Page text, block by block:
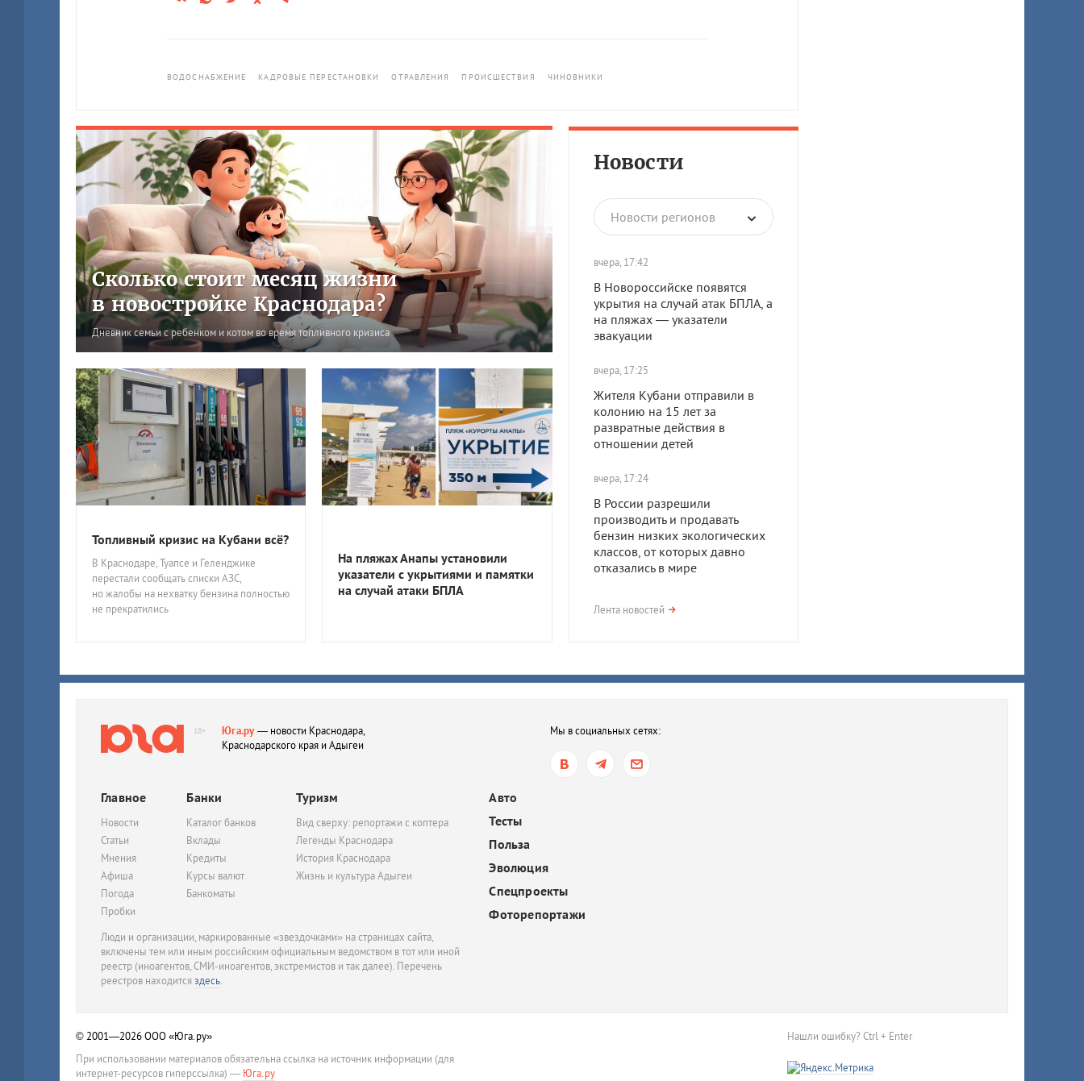
ВОДОСНАБЖЕНИЕ КАДРОВЫЕ ПЕРЕСТАНОВКИ ОТРАВЛЕНИЯ ПРОИСШЕСТВИЯ ЧИНОВНИКИ
Новости
Новости регионов
вчера, 17:42
В Новороссийске появятся
укрытия на случай атак БПЛА, а
на пляжах — указатели
эвакуации
вчера, 17:25
Жителя Кубани отправили в
колонию на 15 лет за
развратные действия в
отношении детей
вчера, 17:24
В России разрешили
производить и продавать
бензин низких экологических
классов, от которых давно
отказались в мире
вчера, 17:23
после семейной ссоры
В Ростове-на-Дону хотят
электросамокатов
Лента новостей
Сколько стоит месяц жизни
в новостройке Краснодара?
Дневник семьи с ребенком и котом во время топливного кризиса
Топливный кризис на Кубани всё?
В Краснодаре, Туапсе и Геленджике
перестали сообщать списки АЗС,
но жалобы на нехватку бензина полностью
не прекратились
На пляжах Анапы установили
указатели с укрытиями и памятки
на случай атаки БПЛА
18+ Юга.ру— новости Краснодара,
Краснодарского края и Адыгеи
Мы в социальных сетях:
Главное
Новости
Статьи
Мнения
Афиша
Погода
Пробки
Банки
Каталог банков
Вклады
Кредиты
Курсы валют
Банкоматы
Туризм
Вид сверху: репортажи с коптера
Легенды Краснодара
История Краснодара
Жизнь и культура Адыгеи
Авто
Тесты
Польза
Эволюция
Спецпроекты
Фоторепортажи
Люди и организации, маркированные «звездочками» на страницах сайта,
включены тем или иным российским официальным ведомством в тот или иной
реестр (иноагентов, СМИ-иноагентов, экстремистов и так далее). Перечень
реестров находитсяздесь.
© 2001—2026ООО «Юга.ру»
При использовании материалов обязательна ссылка на источник информации (для
интернет-ресурсов гиперссылка) — Юга.ру
Нашли ошибку? Ctrl + Enter